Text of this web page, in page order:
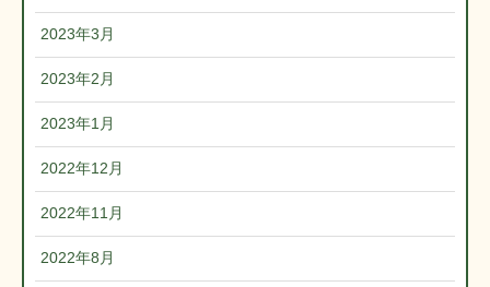
2023年3月
2023年2月
2023年1月
2022年12月
2022年11月
2022年8月